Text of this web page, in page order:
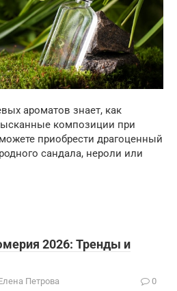
ароматов знает, как
композиции при
приобрести драгоценный
сандала, нероли или
2026: Тренды и
Петрова 0